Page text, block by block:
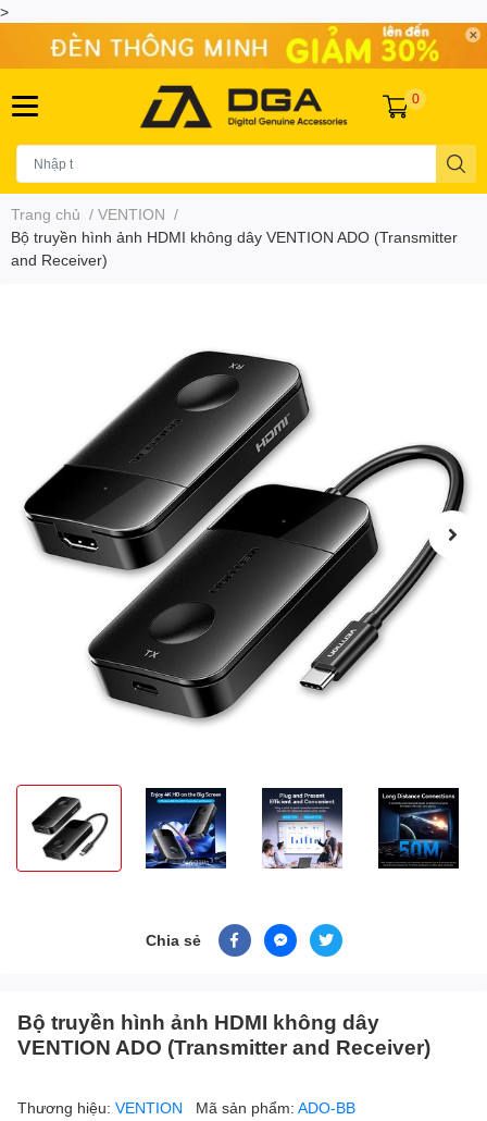
>
0
Trang chủ / VENTION /
Bộ truyền hình ảnh HDMI không dây VENTION ADO (Transmitter
and Receiver)
Chia sẻ
Bộ truyền hình ảnh HDMI không dây
VENTION ADO (Transmitter and Receiver)
Thương hiệu: VENTION Mã sản phẩm: ADO-BB